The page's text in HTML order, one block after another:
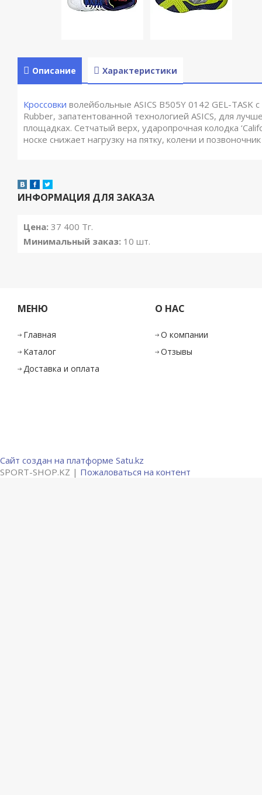
Описание Характеристики
Кроссовки волейбольные ASICS B505Y 0142 GEL-TASK
Rubber, запатентованной технологией ASICS, для
площадках. Сетчатый верх, ударопрочная колодка
носке снижает нагрузку на пятку, колени и
ИНФОРМАЦИЯ ДЛЯ ЗАКАЗА
Цена: 37 400 Тг.
Минимальный заказ: 10 шт.
МЕНЮ
Главная
Каталог
Доставка и оплата
О НАС
О компании
Отзывы
Сайт создан на платформе Satu.kz
SPORT-SHOP.KZ | Пожаловаться на контент